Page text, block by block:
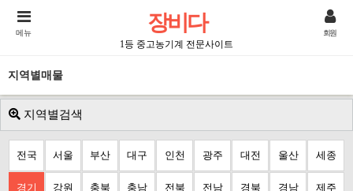
장비다
1등 중고농기계 전문사이트
메뉴 회원
지역별매물
지역별검색
전국 서울 부산 대구 인천 광주 대전 울산 세종
경기 강원 충북 충남 전북 전남 경북 경남 제주